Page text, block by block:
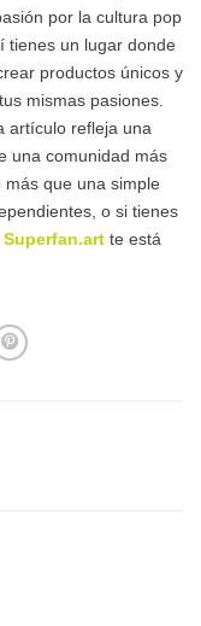
por la cultura pop
tienes un lugar donde
productos únicos y
mismas pasiones.
artículo refleja una
una comunidad más
que una simple
o si tienes
Superfan.art te está